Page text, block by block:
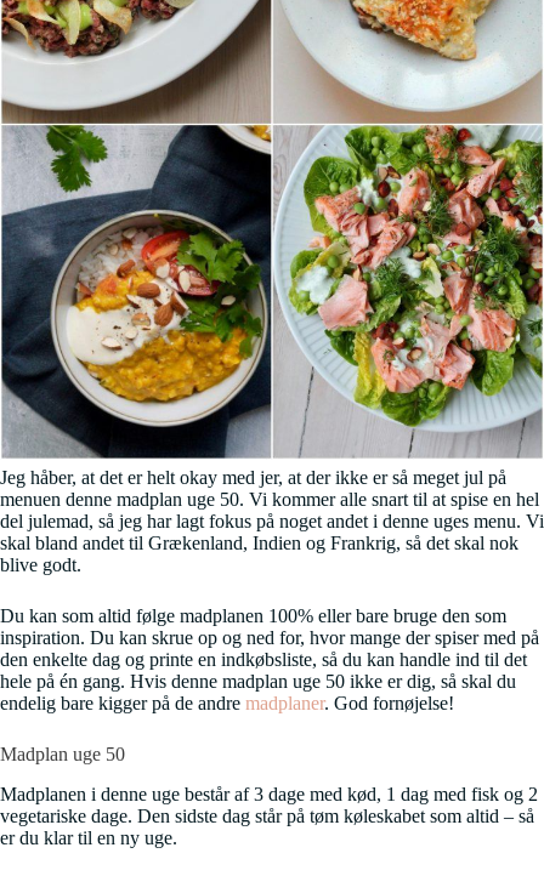
Jeg håber, at det er helt okay med jer, at der ikke er så meget jul på
menuen denne madplan uge 50. Vi kommer alle snart til at spise en hel
del julemad, så jeg har lagt fokus på noget andet i denne uges menu. Vi
skal bland andet til Grækenland, Indien og Frankrig, så det skal nok
blive godt.
Du kan som altid følge madplanen 100% eller bare bruge den som
inspiration. Du kan skrue op og ned for, hvor mange der spiser med på
den enkelte dag og printe en indkøbsliste, så du kan handle ind til det
hele på én gang. Hvis denne madplan uge 50 ikke er dig, så skal du
endelig bare kigger på de andre madplaner. God fornøjelse!
Madplan uge 50
Madplanen i denne uge består af 3 dage med kød, 1 dag med fisk og 2
vegetariske dage. Den sidste dag står på tøm køleskabet som altid – så
er du klar til en ny uge.